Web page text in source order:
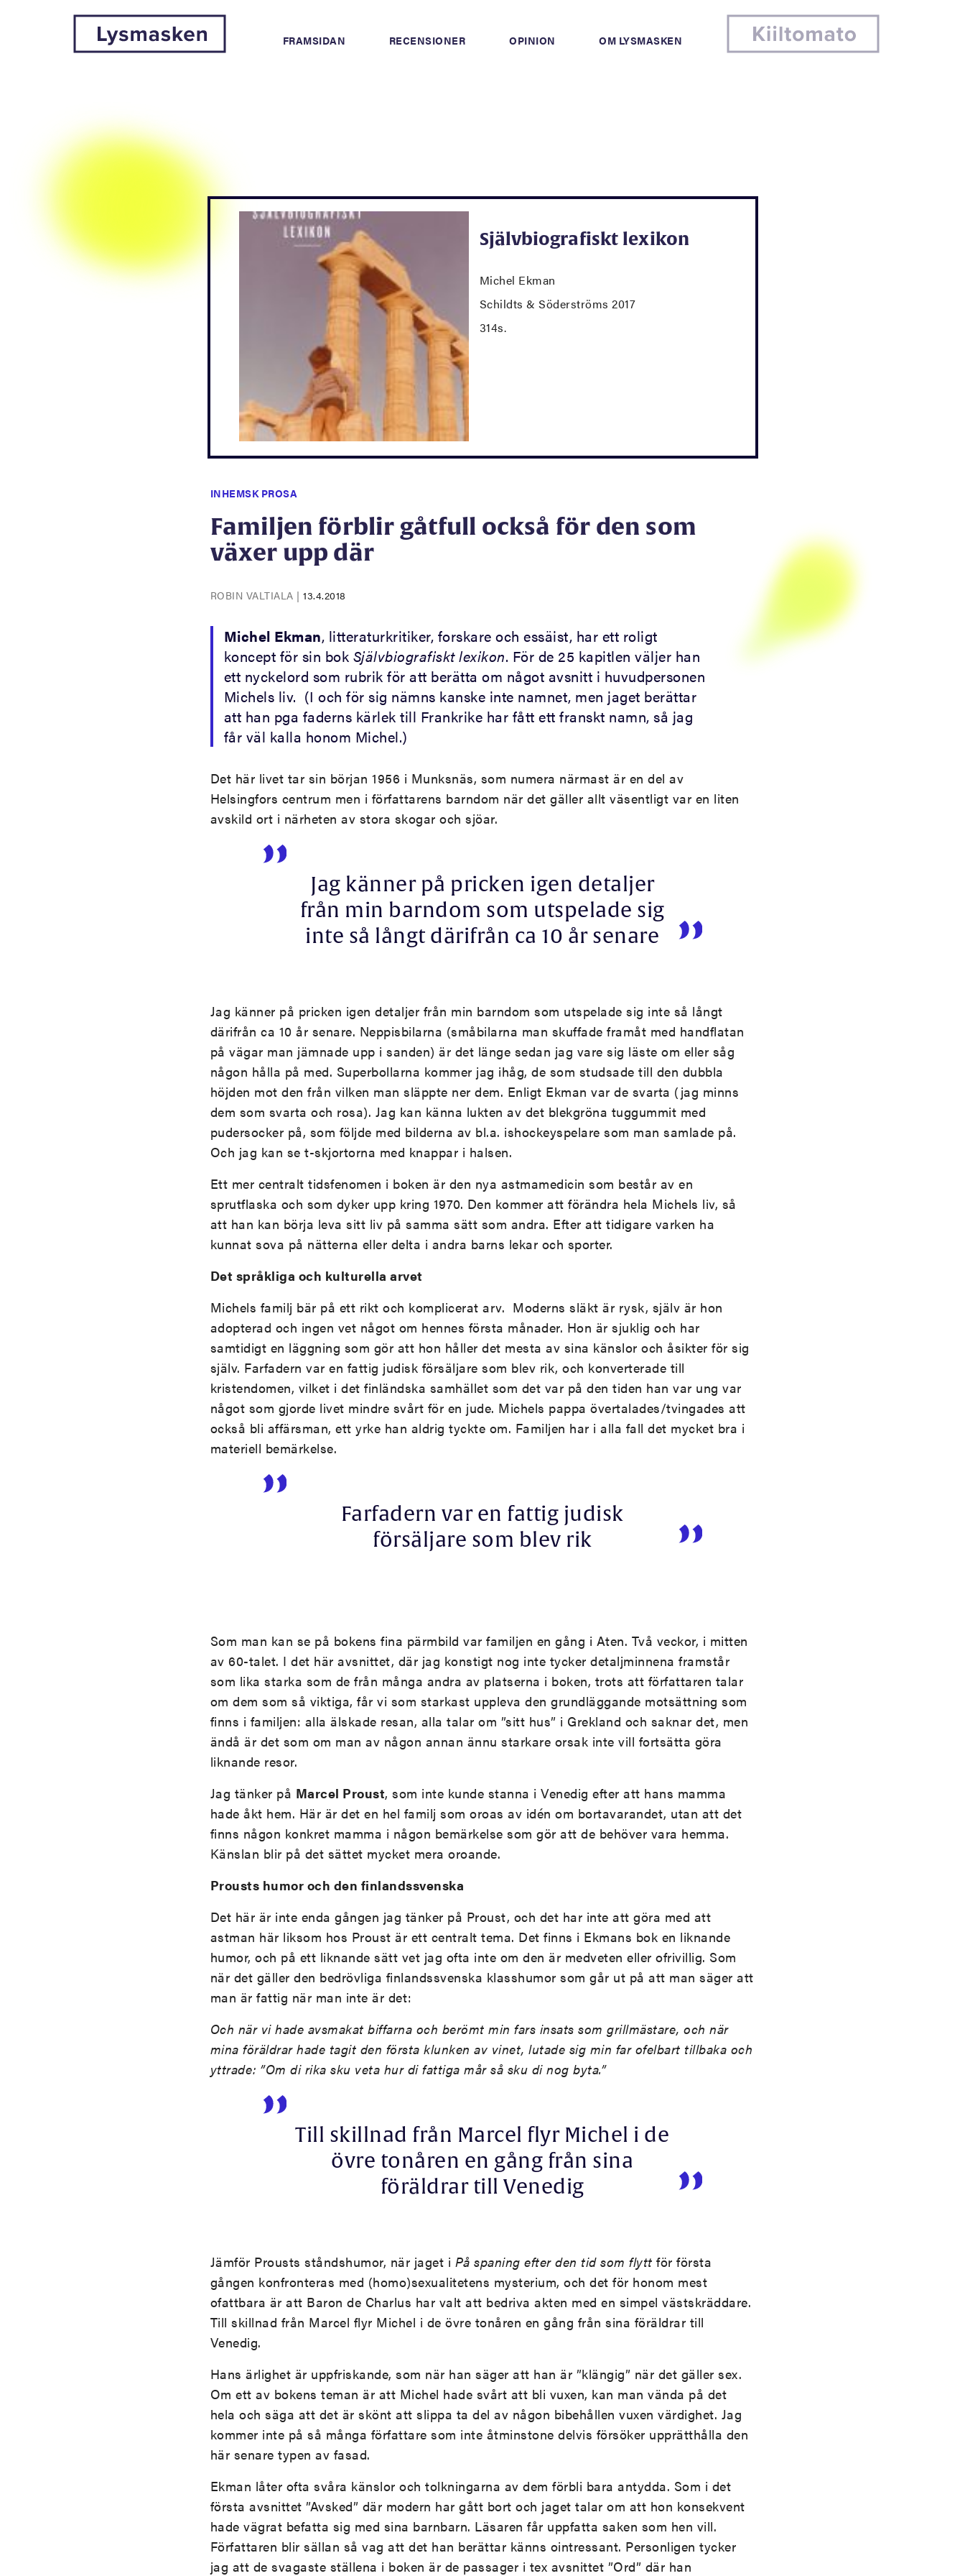
FRAMSIDAN RECENSIONER OPINION OM LYSMASKEN
Självbiografiskt lexikon
Michel Ekman
Schildts & Söderströms 2017
314s.
INHEMSK PROSA
Familjen förblir gåtfull också för den som
växer upp där
ROBIN VALTIALA | 13.4.2018
Michel Ekman, litteraturkritiker, forskare och essäist, har ett roligt
koncept för sin bok Självbiografiskt lexikon. För de 25 kapitlen väljer han
ett nyckelord som rubrik för att berätta om något avsnitt i huvudpersonen
Michels liv. (I och för sig nämns kanske inte namnet, men jaget berättar
att han pga faderns kärlek till Frankrike har fått ett franskt namn, så jag
får väl kalla honom Michel.)
Det här livet tar sin början 1956 i Munksnäs, som numera närmast är en del av
Helsingfors centrum men i författarens barndom när det gäller allt väsentligt var en liten
avskild ort i närheten av stora skogar och sjöar.
Jag känner på pricken igen detaljer
från min barndom som utspelade sig
inte så långt därifrån ca 10 år senare
Jag känner på pricken igen detaljer från min barndom som utspelade sig inte så långt
därifrån ca 10 år senare. Neppisbilarna (småbilarna man skuffade framåt med handflatan
på vägar man jämnade upp i sanden) är det länge sedan jag vare sig läste om eller såg
någon hålla på med. Superbollarna kommer jag ihåg, de som studsade till den dubbla
höjden mot den från vilken man släppte ner dem. Enligt Ekman var de svarta (jag minns
dem som svarta och rosa). Jag kan känna lukten av det blekgröna tuggummit med
pudersocker på, som följde med bilderna av bl.a. ishockeyspelare som man samlade på.
Och jag kan se t-skjortorna med knappar i halsen.
Ett mer centralt tidsfenomen i boken är den nya astmamedicin som består av en
sprutflaska och som dyker upp kring 1970. Den kommer att förändra hela Michels liv, så
att han kan börja leva sitt liv på samma sätt som andra. Efter att tidigare varken ha
kunnat sova på nätterna eller delta i andra barns lekar och sporter.
Det språkliga och kulturella arvet
Michels familj bär på ett rikt och komplicerat arv. Moderns släkt är rysk, själv är hon
adopterad och ingen vet något om hennes första månader. Hon är sjuklig och har
samtidigt en läggning som gör att hon håller det mesta av sina känslor och åsikter för sig
själv. Farfadern var en fattig judisk försäljare som blev rik, och konverterade till
kristendomen, vilket i det finländska samhället som det var på den tiden han var ung var
något som gjorde livet mindre svårt för en jude. Michels pappa övertalades/tvingades att
också bli affärsman, ett yrke han aldrig tyckte om. Familjen har i alla fall det mycket bra i
materiell bemärkelse.
Farfadern var en fattig judisk
försäljare som blev rik
Som man kan se på bokens fina pärmbild var familjen en gång i Aten. Två veckor, i mitten
av 60-talet. I det här avsnittet, där jag konstigt nog inte tycker detaljminnena framstår
som lika starka som de från många andra av platserna i boken, trots att författaren talar
om dem som så viktiga, får vi som starkast uppleva den grundläggande motsättning som
finns i familjen: alla älskade resan, alla talar om ”sitt hus” i Grekland och saknar det, men
ändå är det som om man av någon annan ännu starkare orsak inte vill fortsätta göra
liknande resor.
Jag tänker på Marcel Proust, som inte kunde stanna i Venedig efter att hans mamma
hade åkt hem. Här är det en hel familj som oroas av idén om bortavarandet, utan att det
finns någon konkret mamma i någon bemärkelse som gör att de behöver vara hemma.
Känslan blir på det sättet mycket mera oroande.
Prousts humor och den finlandssvenska
Det här är inte enda gången jag tänker på Proust, och det har inte att göra med att
astman här liksom hos Proust är ett centralt tema. Det finns i Ekmans bok en liknande
humor, och på ett liknande sätt vet jag ofta inte om den är medveten eller ofrivillig. Som
när det gäller den bedrövliga finlandssvenska klasshumor som går ut på att man säger att
man är fattig när man inte är det:
Och när vi hade avsmakat biffarna och berömt min fars insats som grillmästare, och när
mina föräldrar hade tagit den första klunken av vinet, lutade sig min far ofelbart tillbaka och
yttrade: ”Om di rika sku veta hur di fattiga mår så sku di nog byta.”
Till skillnad från Marcel flyr Michel i de
övre tonåren en gång från sina
föräldrar till Venedig
Jämför Prousts ståndshumor, när jaget i På spaning efter den tid som flytt för första
gången konfronteras med (homo)sexualitetens mysterium, och det för honom mest
ofattbara är att Baron de Charlus har valt att bedriva akten med en simpel västskräddare.
Till skillnad från Marcel flyr Michel i de övre tonåren en gång från sina föräldrar till
Venedig.
Hans ärlighet är uppfriskande, som när han säger att han är ”klängig” när det gäller sex.
Om ett av bokens teman är att Michel hade svårt att bli vuxen, kan man vända på det
hela och säga att det är skönt att slippa ta del av någon bibehållen vuxen värdighet. Jag
kommer inte på så många författare som inte åtminstone delvis försöker upprätthålla den
här senare typen av fasad.
Ekman låter ofta svåra känslor och tolkningarna av dem förbli bara antydda. Som i det
första avsnittet ”Avsked” där modern har gått bort och jaget talar om att hon konsekvent
hade vägrat befatta sig med sina barnbarn. Läsaren får uppfatta saken som hen vill.
Författaren blir sällan så vag att det han berättar känns ointressant. Personligen tycker
jag att de svagaste ställena i boken är de passager i tex avsnittet ”Ord” där han